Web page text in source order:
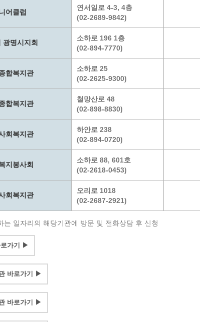
지보수·관리 제도
검사
시민과의 대화
광명시 시민원탁회의
민원신고센터
행정규제 개혁
적극행정
광명시민대상
테마파크업 현황
어클럽
연서일로 4-3, 4층
(02-2689-9842)
광명시지회
소하로 196 1층
(02-894-7770)
합복지관
소하로 25
(02-2625-9300)
합복지관
철망산로 48
(02-898-8830)
회복지관
하안로 238
(02-894-0720)
지봉사회
소하로 88, 601호
(02-2618-0453)
회복지관
오리로 1018
(02-2687-2921)
는 일자리의 해당기관에 방문 및 전화상담 후 신청
로가기 ▶
바로가기 ▶
바로가기 ▶